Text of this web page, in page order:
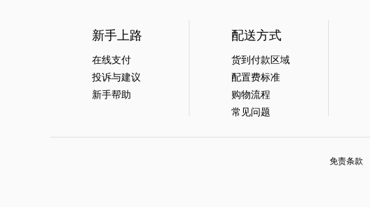
新手上路
在线支付
投诉与建议
新手帮助
配送方式
货到付款区域
配置费标准
购物流程
常见问题
免责条款